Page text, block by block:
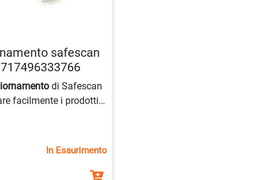
safescan
di Safescan
facilmente i prodotti
In Esaurimento